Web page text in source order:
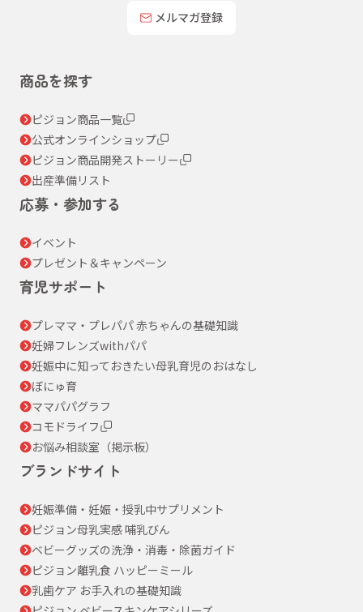
メルマガ登録
商品を探す
ピジョン商品一覧
公式オンラインショップ
ピジョン商品開発ストーリー
出産準備リスト
応募・参加する
イベント
プレゼント＆キャンペーン
育児サポート
プレママ・プレパパ 赤ちゃんの基礎知識
妊婦フレンズwithパパ
妊娠中に知っておきたい母乳育児のおはなし
ぼにゅ育
ママパパグラフ
コモドライフ
お悩み相談室（掲示板）
ブランドサイト
妊娠準備・妊娠・授乳中サプリメント
ピジョン母乳実感 哺乳びん
ベビーグッズの洗浄・消毒・除菌ガイド
ピジョン離乳食 ハッピーミール
乳歯ケア お手入れの基礎知識